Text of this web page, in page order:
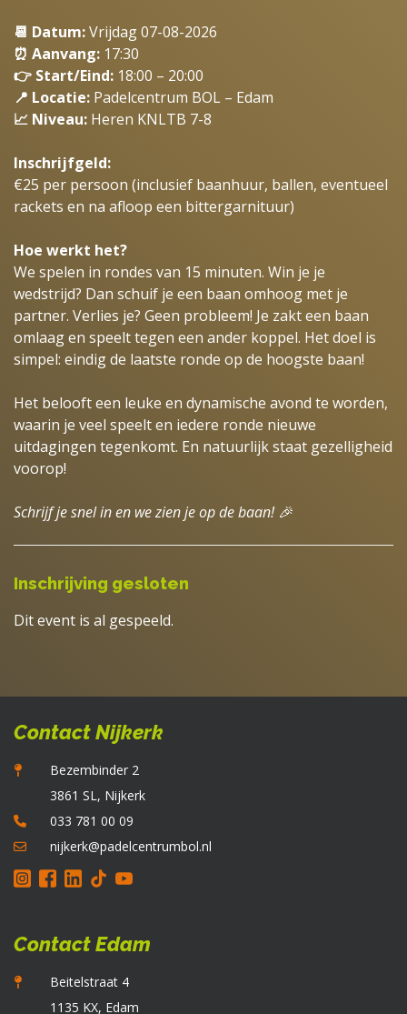
📆 Datum:Vrijdag 07-08-2026
⏰ Aanvang: 17:30
👉 Start/Eind: 18:00 – 20:00
📍 Locatie: Padelcentrum BOL – Edam
📈 Niveau: Heren KNLTB 7-8
Inschrijfgeld:
€25 per persoon (inclusief baanhuur, ballen, eventueel
rackets en na afloop een bittergarnituur)
Hoe werkt het?
We spelen in rondes van 15 minuten. Win je je
wedstrijd? Dan schuif je een baan omhoog met je
partner. Verlies je? Geen probleem! Je zakt een baan
omlaag en speelt tegen een ander koppel. Het doel is
simpel: eindig de laatste ronde op de hoogste baan!
Het belooft een leuke en dynamische avond te worden,
waarin je veel speelt en iedere ronde nieuwe
uitdagingen tegenkomt. En natuurlijk staat gezelligheid
voorop!
Schrijf je snel in en we zien je op de baan! 🎉
Inschrijving gesloten
Dit event is al gespeeld.
Contact Nijkerk
Bezembinder 2
3861 SL, Nijkerk
033 781 00 09
nijkerk@padelcentrumbol.nl
Contact Edam
Beitelstraat 4
1135 KX, Edam